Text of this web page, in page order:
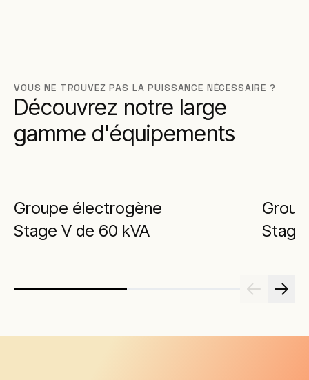
VOUS NE TROUVEZ PAS LA PUISSANCE NÉCESSAIRE ?
Découvrez notre large
gamme d'équipements
Groupe électrogène
Stage V de 60 kVA
Stage